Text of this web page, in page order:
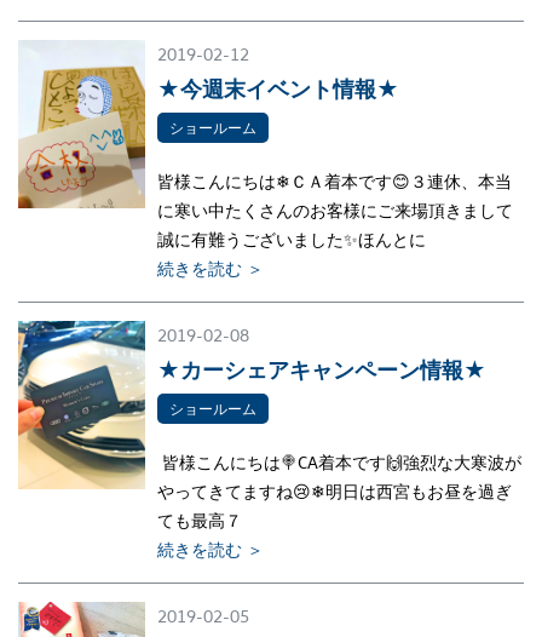
2019-02-12
★今週末イベント情報★
ショールーム
皆様こんにちは❄ＣＡ着本です😊３連休、本当
に寒い中たくさんのお客様にご来場頂きまして
誠に有難うございました✨ほんとに
続きを読む ＞
2019-02-08
★カーシェアキャンペーン情報★
ショールーム
皆様こんにちは🍭CA着本です🙌強烈な大寒波が
やってきてますね😢❄明日は西宮もお昼を過ぎ
ても最高７
続きを読む ＞
2019-02-05